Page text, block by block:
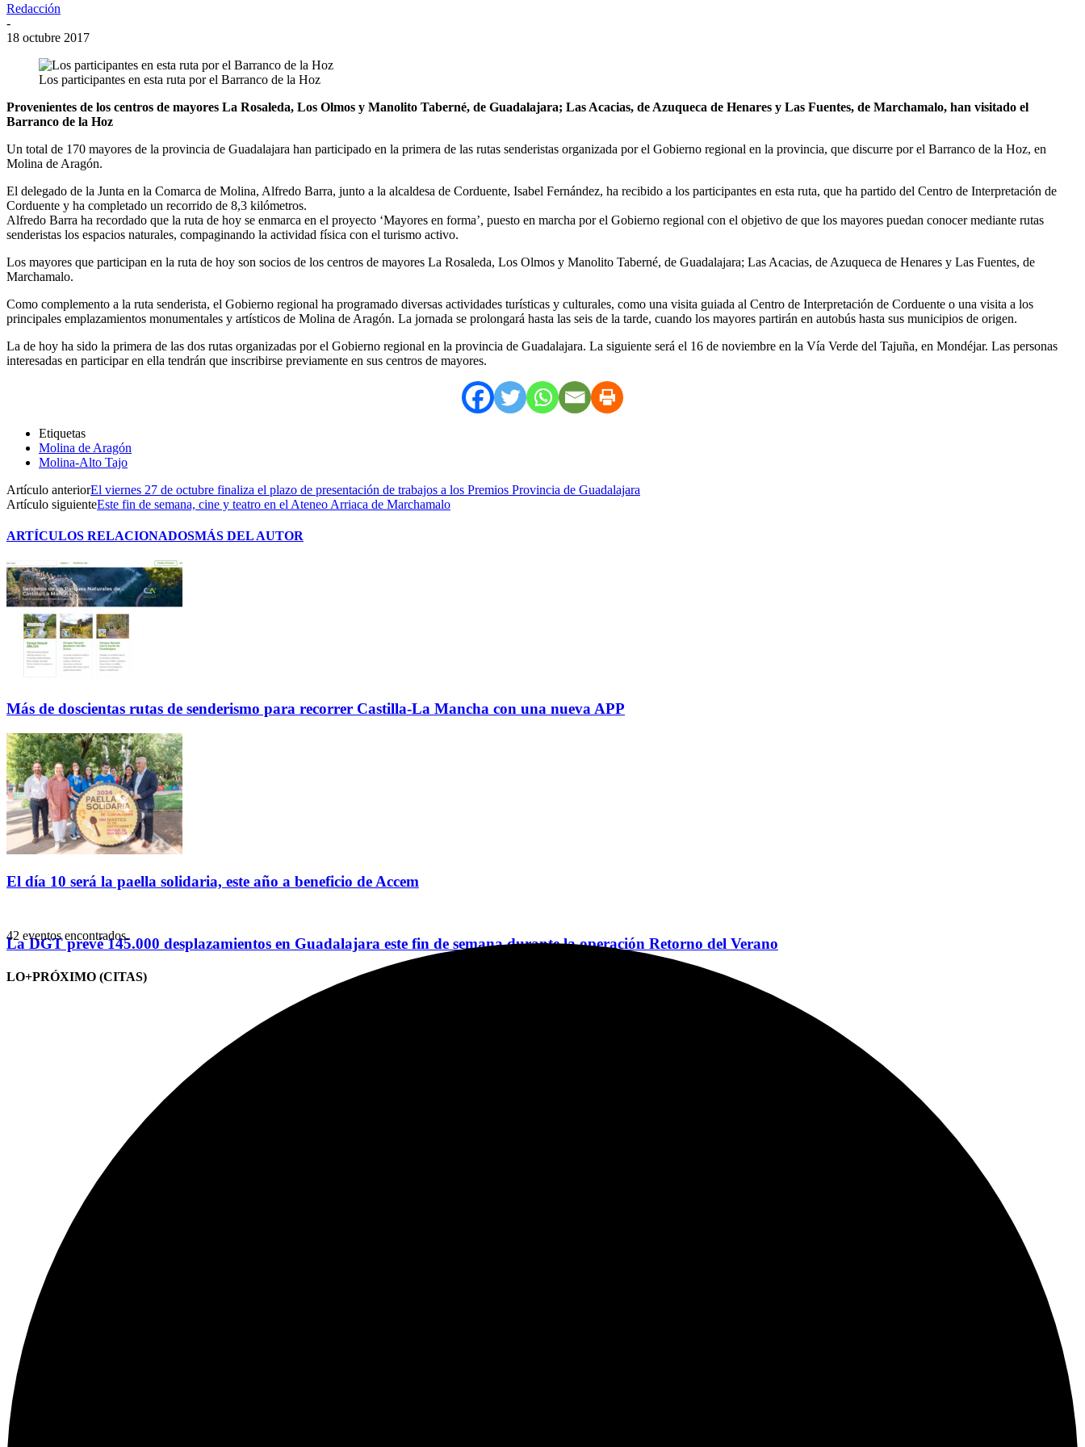
Redacción
-
18 octubre 2017
Los participantes en esta ruta por el Barranco de la Hoz
Provenientes de los centros de mayores La Rosaleda, Los Olmos y Manolito Taberné, de Guadalajara; Las Acacias, de Azuqueca de Henares y Las Fuentes, de Marchamalo, han visitado el
Barranco de la Hoz
Un total de 170 mayores de la provincia de Guadalajara han participado en la primera de las rutas senderistas organizada por el Gobierno regional en la provincia, que discurre por el Barranco de la Hoz, en
Molina de Aragón.
El delegado de la Junta en la Comarca de Molina, Alfredo Barra, junto a la alcaldesa de Corduente, Isabel Fernández, ha recibido a los participantes en esta ruta, que ha partido del Centro de Interpretación de
Corduente y ha completado un recorrido de 8,3 kilómetros.
Alfredo Barra ha recordado que la ruta de hoy se enmarca en el proyecto ‘Mayores en forma’, puesto en marcha por el Gobierno regional con el objetivo de que los mayores puedan conocer mediante rutas
senderistas los espacios naturales, compaginando la actividad física con el turismo activo.
Los mayores que participan en la ruta de hoy son socios de los centros de mayores La Rosaleda, Los Olmos y Manolito Taberné, de Guadalajara; Las Acacias, de Azuqueca de Henares y Las Fuentes, de
Marchamalo.
Como complemento a la ruta senderista, el Gobierno regional ha programado diversas actividades turísticas y culturales, como una visita guiada al Centro de Interpretación de Corduente o una visita a los
principales emplazamientos monumentales y artísticos de Molina de Aragón. La jornada se prolongará hasta las seis de la tarde, cuando los mayores partirán en autobús hasta sus municipios de origen.
La de hoy ha sido la primera de las dos rutas organizadas por el Gobierno regional en la provincia de Guadalajara. La siguiente será el 16 de noviembre en la Vía Verde del Tajuña, en Mondéjar. Las personas
interesadas en participar en ella tendrán que inscribirse previamente en sus centros de mayores.
Etiquetas
Molina de Aragón
Molina-Alto Tajo
Artículo anteriorEl viernes 27 de octubre finaliza el plazo de presentación de trabajos a los Premios Provincia de Guadalajara
Artículo siguienteEste fin de semana, cine y teatro en el Ateneo Arriaca de Marchamalo
ARTÍCULOS RELACIONADOSMÁS DEL AUTOR
Más de doscientas rutas de senderismo para recorrer Castilla-La Mancha con una nueva APP
El día 10 será la paella solidaria, este año a beneficio de Accem
La DGT prevé 145.000 desplazamientos en Guadalajara este fin de semana durante la operación Retorno del Verano
LO+PRÓXIMO (CITAS)
42 eventos encontrados.